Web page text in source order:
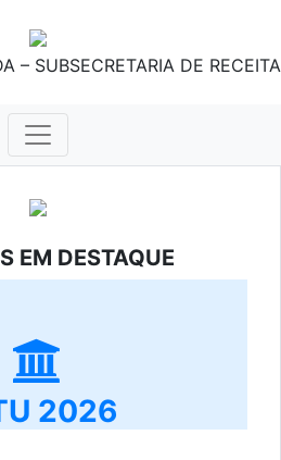
– SUBSECRETARIA DE RECEITA
EM DESTAQUE
2026